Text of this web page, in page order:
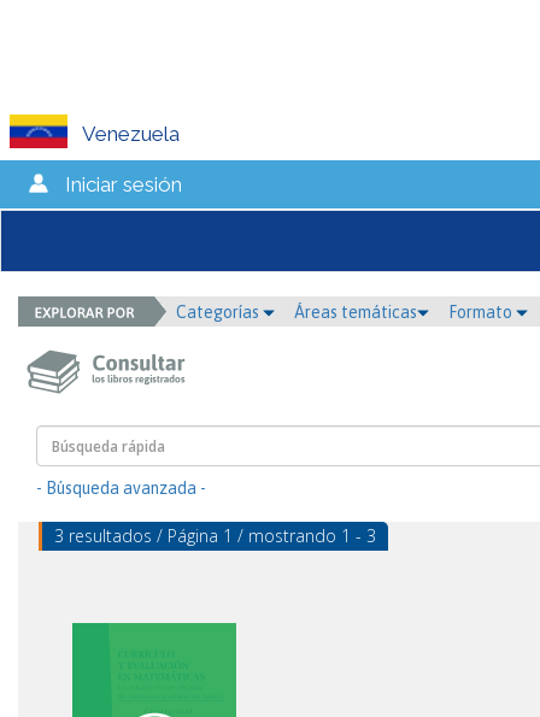
Venezuela
Iniciar sesión
Categorías Áreas temáticas Formato
- Búsqueda avanzada -
3 resultados / Página 1 / mostrando 1 - 3